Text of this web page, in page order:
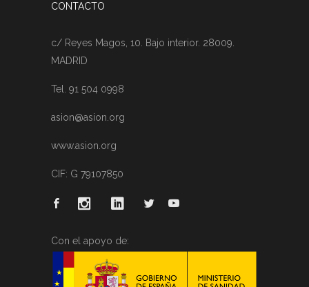
CONTACTO
c/ Reyes Magos, 10. Bajo interior. 28009.
MADRID
Tel. 91 504 0998
asion@asion.org
www.asion.org
CIF: G 79107850
Con el apoyo de: